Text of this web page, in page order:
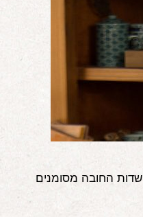
בעיות/מחלות נוספות
במתנה!
שדות החובה מסומנים